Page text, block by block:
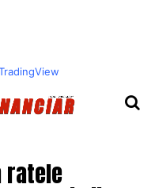
ratele